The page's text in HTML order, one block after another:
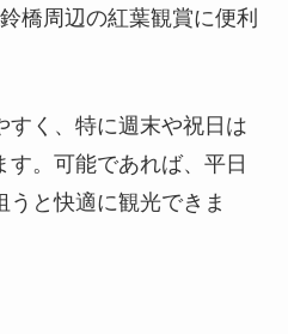
橋周辺の紅葉観賞に便利
すく、特に週末や祝日は
。可能であれば、平日
と快適に観光できま